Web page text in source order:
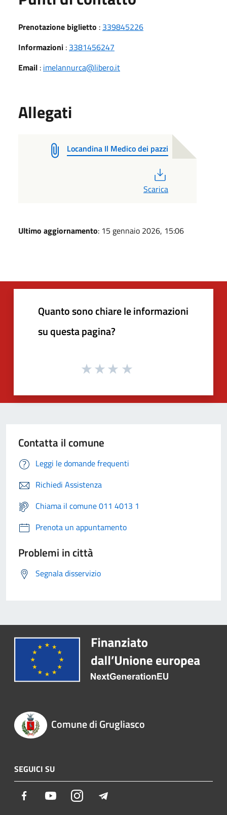
Prenotazione biglietto : 339845226
Informazioni : 3381456247
Email : imelannurca@libero.it
Allegati
Locandina Il Medico dei pazzi
Scarica
Ultimo aggiornamento: 15 gennaio 2026, 15:06
Quanto sono chiare le informazioni
su questa pagina?
Contatta il comune
Leggi le domande frequenti
Richiedi Assistenza
Chiama il comune 011 4013 1
Prenota un appuntamento
Problemi in città
Segnala disservizio
Comune di Grugliasco
SEGUICI SU
Facebook YoutubeInstagram